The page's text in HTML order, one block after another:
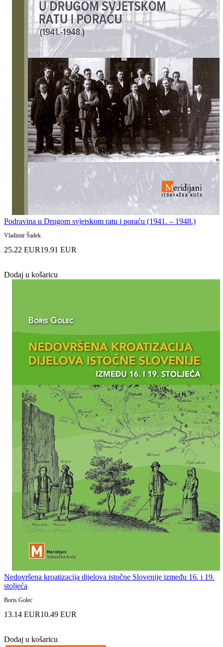
Podravina u Drugom svjetskom ratu i poraću (1941. – 1948.)
Vladimir Šadek
25.22 EUR19.91 EUR
Dodaj u košaricu
Nedovršena kroatizacija dijelova istočne Slovenije između 16. i 19.
stoljeća
Boris Golec
13.14 EUR10.49 EUR
Dodaj u košaricu